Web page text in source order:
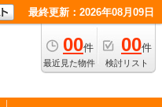
最終更新：2026年08月09日
00件
最近見た物件
00件
検討リスト